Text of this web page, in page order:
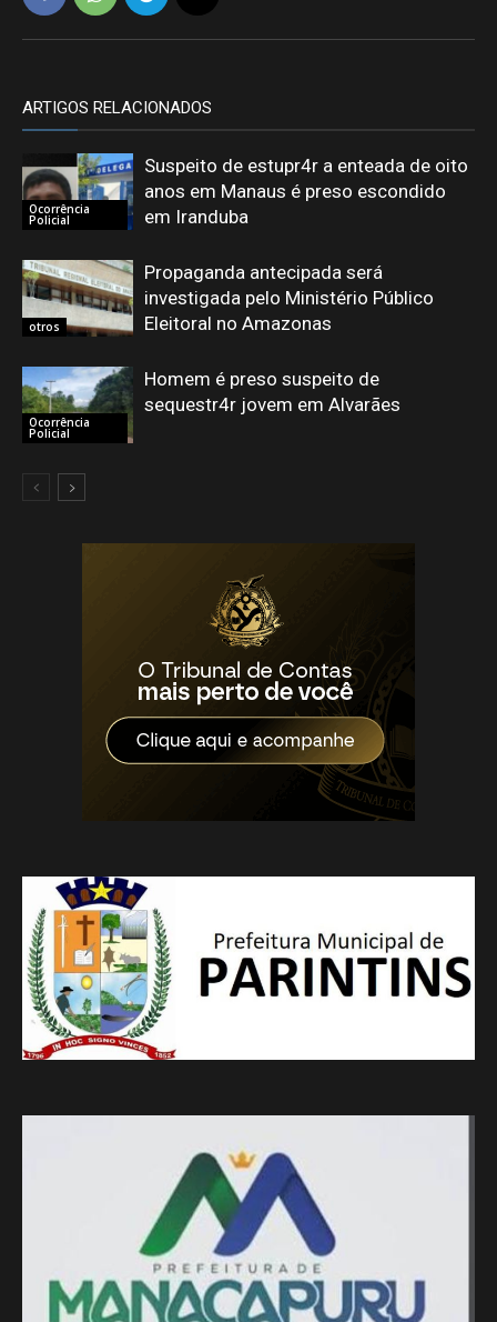
ARTIGOS RELACIONADOS
Ocorrência
Policial
Suspeito de estupr4r a enteada de oito
anos em Manaus é preso escondido
em Iranduba
otros
Propaganda antecipada será
investigada pelo Ministério Público
Eleitoral no Amazonas
Ocorrência
Policial
Homem é preso suspeito de
sequestr4r jovem em Alvarães